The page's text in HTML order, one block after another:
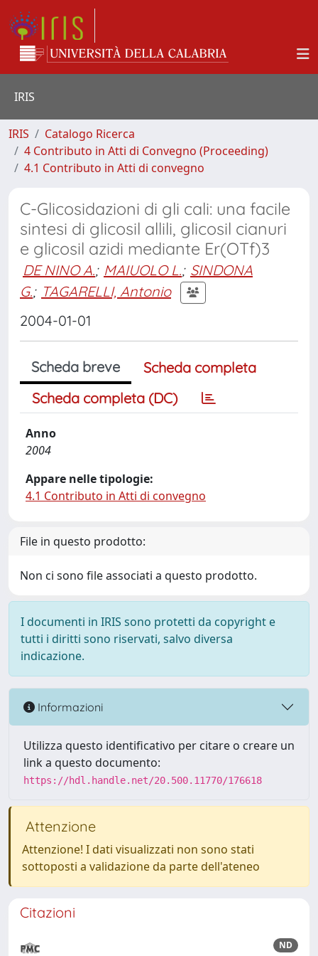
IRIS
IRIS
Catalogo Ricerca
4 Contributo in Atti di Convegno (Proceeding)
4.1 Contributo in Atti di convegno
C-Glicosidazioni di gli cali: una facile
sintesi di glicosil allili, glicosil cianuri
e glicosil azidi mediante Er(OTf)3
DE NINO A.; MAIUOLO L.; SINDONA
G.; TAGARELLI, Antonio
2004-01-01
Scheda breve
Scheda completa
Scheda completa (DC)
Anno
2004
Appare nelle tipologie:
4.1 Contributo in Atti di convegno
File in questo prodotto:
Non ci sono file associati a questo prodotto.
I documenti in IRIS sono protetti da copyright e
tutti i diritti sono riservati, salvo diversa
indicazione.
Informazioni
Utilizza questo identificativo per citare o creare un
link a questo documento:
https://hdl.handle.net/20.500.11770/176618
Attenzione
Attenzione! I dati visualizzati non sono stati
sottoposti a validazione da parte dell'ateneo
Citazioni
ND